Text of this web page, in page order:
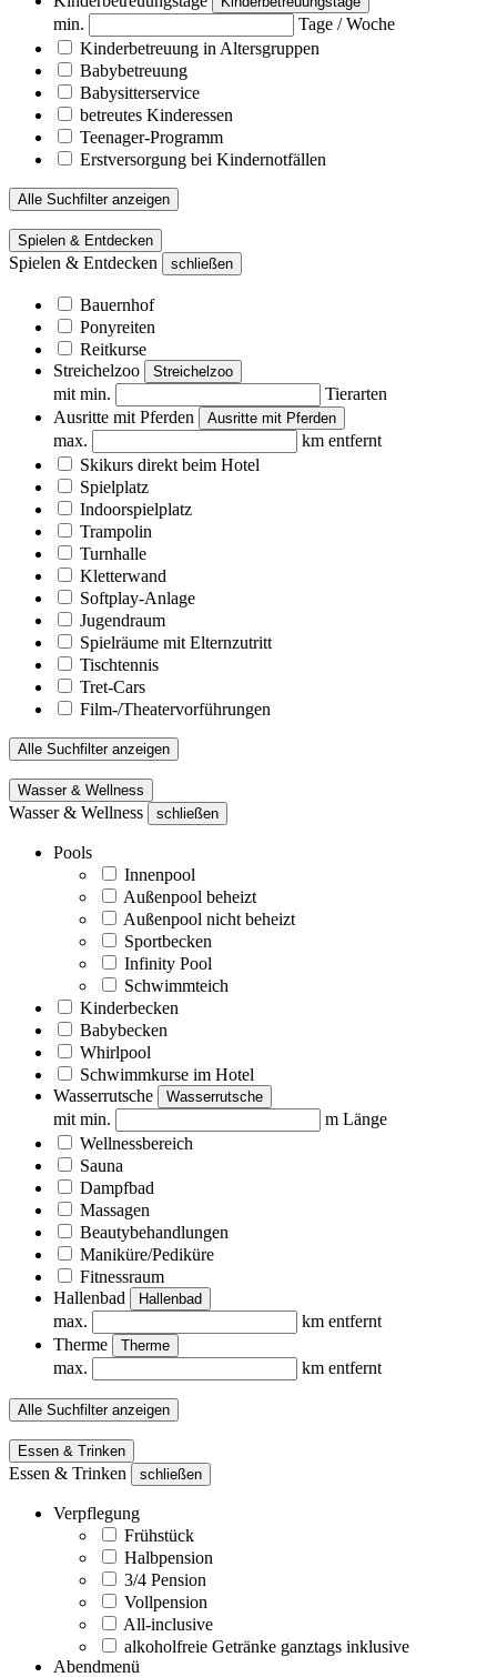
min.
Tage / Woche
Kinderbetreuung in Altersgruppen
Babybetreuung
Babysitterservice
betreutes Kinderessen
Teenager-Programm
Erstversorgung bei Kindernotfällen
Alle Suchfilter anzeigen
Spielen & Entdecken
Spielen & Entdecken schließen
Bauernhof
Ponyreiten
Reitkurse
Streichelzoo
Streichelzoo
mit min.
Tierarten
Ausritte mit Pferden
Ausritte mit Pferden
max.
km entfernt
Skikurs direkt beim Hotel
Spielplatz
Indoorspielplatz
Trampolin
Turnhalle
Kletterwand
Softplay-Anlage
Jugendraum
Spielräume mit Elternzutritt
Tischtennis
Tret-Cars
Film-/Theatervorführungen
Alle Suchfilter anzeigen
Wasser & Wellness
Wasser & Wellness schließen
Pools
Innenpool
Außenpool beheizt
Außenpool nicht beheizt
Sportbecken
Infinity Pool
Schwimmteich
Kinderbecken
Babybecken
Whirlpool
Schwimmkurse im Hotel
Wasserrutsche
Wasserrutsche
mit min.
m Länge
Wellnessbereich
Sauna
Dampfbad
Massagen
Beautybehandlungen
Maniküre/Pediküre
Fitnessraum
Hallenbad
Hallenbad
max.
km entfernt
Therme
Therme
max. km entfernt
Alle Suchfilter anzeigen
Essen & Trinken
Essen & Trinken schließen
Verpflegung
Frühstück
Halbpension
3/4 Pension
Vollpension
All-inclusive
alkoholfreie Getränke ganztags inklusive
Abendmenü